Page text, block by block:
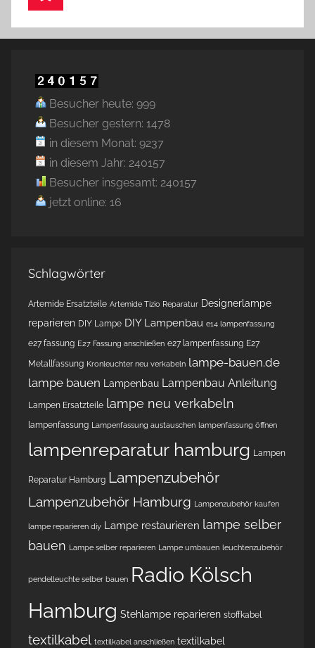
Besucher heute: 999
Besucher gestern: 1478
in diesem Monat: 9237
in diesem Jahr: 240157
Besucher insgesamt: 240157
jetzt online: 16
Schlagwörter
Artemide Ersatzteile Artemide Tizio Reparatur Designerlampe
reparieren DIY Lampe DIY Lampenbau e14 lampenfassung
e27 fassung E27 Fassung anschließen e27 lampenfassung E27
Metallfassung Kronleuchter neu verkabeln lampe-bauen.de
lampe bauen
Lampenbau Lampenbau Anleitung
Lampen Ersatzteile lampe neu verkabeln
lampenfassung Lampenfassung austauschen lampenfassung öffnen
lampenreparatur hamburg Lampen
Reparatur Hamburg Lampenzubehör
Lampenzubehör Hamburg Lampenzubehör kaufen
lampe reparieren diy Lampe restaurieren lampe selber
bauen Lampe selber reparieren Lampe umbauen leuchtenzubehör
pendelleuchte selber bauen Radio Kölsch
Hamburg Stehlampe reparieren stoffkabel
textilkabel textilkabel anschließen textilkabel